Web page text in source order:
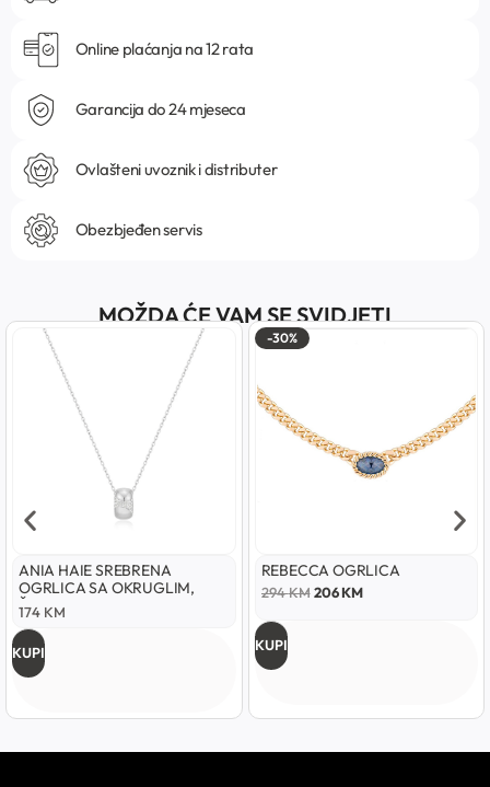
Online plaćanja na 12 rata
Garancija do 24 mjeseca
Ovlašteni uvoznik i distributer
Obezbjeđen servis
MOŽDA ĆE VAM SE SVIDJETI
ANIA HAIE SREBRENA
OGRLICA SA OKRUGLIM,
ŠUPLJIM PRIVJESKOM
174 KM
KUPI
-30%
REBECCA OGRLICA
294KM 206KM
KUPI